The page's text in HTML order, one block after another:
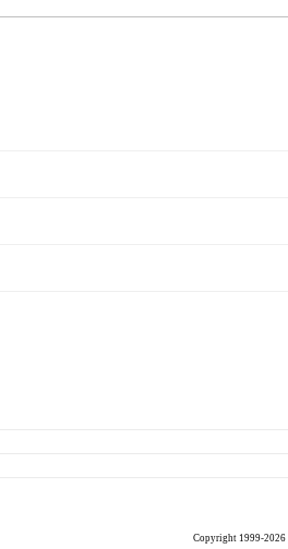
Copyright 1999-2026